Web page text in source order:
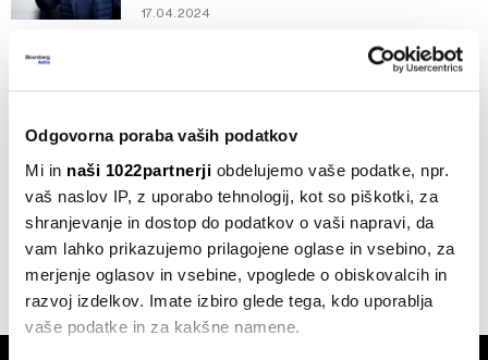
Odgovorna poraba vaših podatkov
Mi in naši 1022partnerji obdelujemo vaše podatke, npr.
vaš naslov IP, z uporabo tehnologij, kot so piškotki, za
shranjevanje in dostop do podatkov o vaši napravi, da
vam lahko prikazujemo prilagojene oglase in vsebino, za
merjenje oglasov in vsebine, vpoglede o obiskovalcih in
razvoj izdelkov. Imate izbiro glede tega, kdo uporablja
vaše podatke in za kakšne namene.
17.04.2024
Omrežnina: Prihaja nov tarifni sistem,
31.05.2023
Slovenija
Ukinitev dopolnilnega zavarovanja:
Manj denarja za banke
13.04.2023